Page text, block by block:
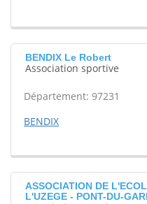
BENDIX Le Robert
Association sportive
Département: 97231
BENDIX
ASSOCIATION DE
L'UZEGE - PONT-DU-